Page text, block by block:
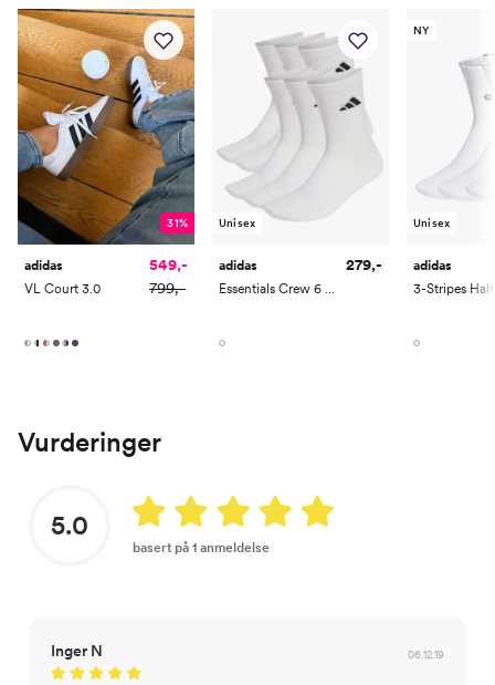
31%
adidas
VL Court 3.0
549,-
799,-
Unisex
adidas
Essentials Crew 6 Pack
279,-
NY
Unisex
adidas
Vurderinger
5.0
basert på 1 anmeldelse
Inger N 06.12.19